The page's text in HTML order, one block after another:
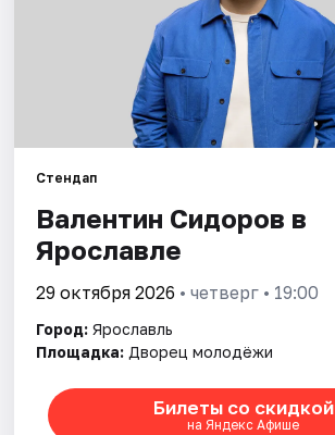
Площадки
Артисты
Стендап
Валентин Сидоров в
Ярославле
29 октября 2026 • четверг • 19:00
Город: Ярославль
Площадка: Дворец молодёжи
Билеты со скидкой
на Яндекс Афише